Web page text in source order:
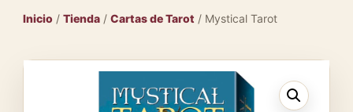
Inicio / Tienda / Cartas de Tarot / Mystical Tarot